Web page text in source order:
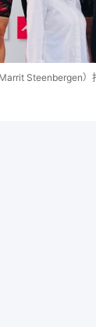
Steenbergen）